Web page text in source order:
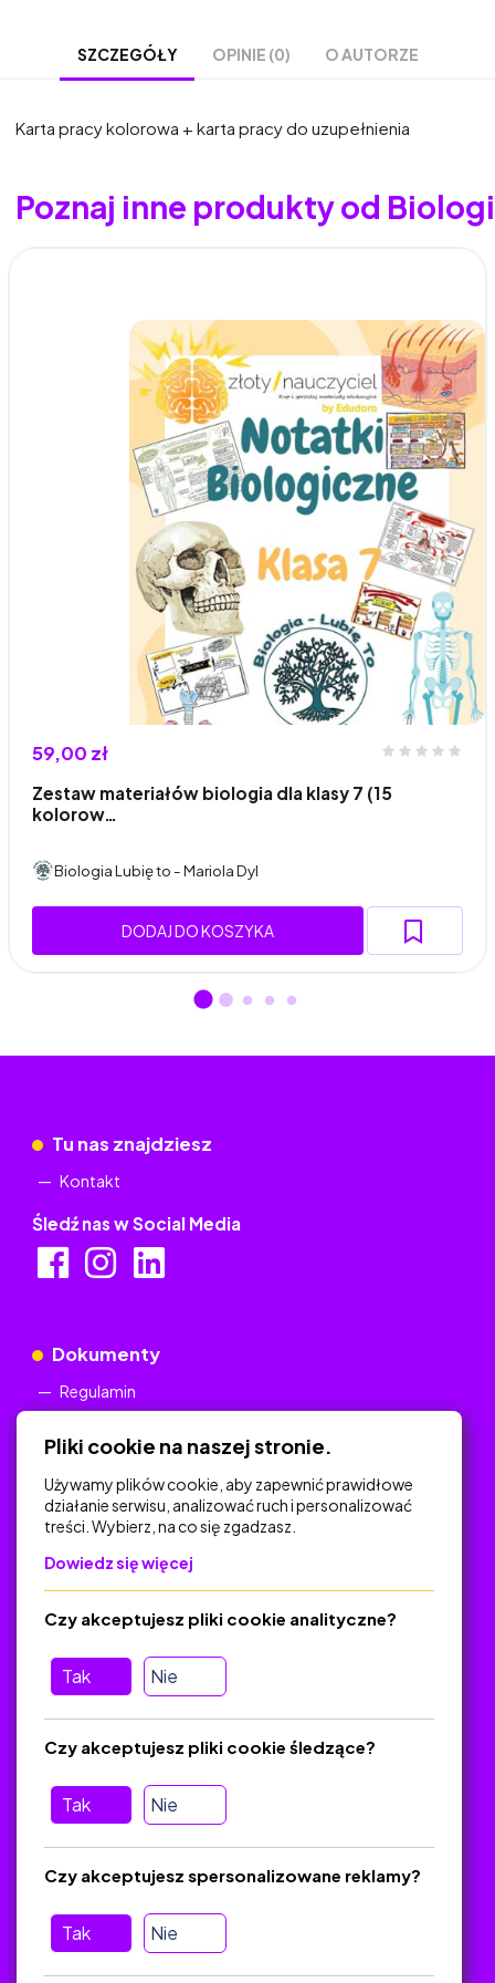
SZCZEGÓŁY OPINIE (0) O AUTORZE
Karta pracy kolorowa + karta pracy do uzupełnienia
Poznaj inne produkty od
59,00 zł
Zestaw materiałów biologia dla klasy 7 (15
kolorow…
Biologia Lubię to - Mariola Dyl
DODAJ DO KOSZYKA
Tu nas znajdziesz
Kontakt
Śledź nas w Social Media
Dokumenty
Regulamin
Na skróty
Polityka Prywatności
Regulamin
O platformie
Baza materiałów dydaktycznych
Jak zostać autorem
FAQ
wiadomość nie trafiła do folderu SPAM)
Pliki cookie na naszej stronie.
Używamy plików cookie, aby zapewnić prawidłowe
działanie serwisu, analizować ruch i personalizować
treści. Wybierz, na co się zgadzasz.
Dowiedz się więcej
Tak Nie
Czy akceptujesz pliki cookie analityczne?
Tak Nie
Czy akceptujesz pliki cookie śledzące?
Tak Nie
Czy akceptujesz spersonalizowane reklamy?